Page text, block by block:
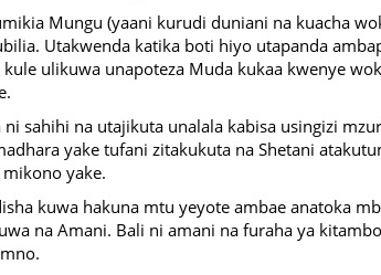
Mungu (yaani kurudi duniani na kuacha
Utakwenda katika boti hiyo utapanda
ulikuwa unapoteza Muda kukaa kwenye
sahihi na utajikuta unalala kabisa usingizi
yake tufani zitakukuta na Shetani
yake.
kuwa hakuna mtu yeyote ambae anatoka
na Amani. Bali ni amani na furaha ya